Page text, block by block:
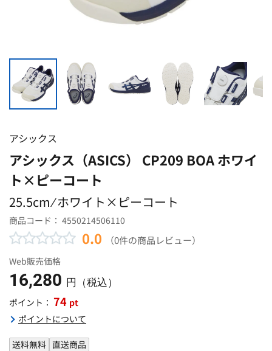
アシックス
アシックス（ASICS） CP209 BOA ホワイ
ト×ピーコート
25.5cm ⁄ ホワイト×ピーコート
商品コード： 4550214506110
0.0 （0件の商品レビュー）
Web販売価格
16,280 円（税込）
ポイント： 74 pt
ポイントについて
送料無料 直送商品